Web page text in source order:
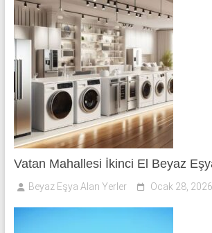
Vatan Mahallesi İkinci El Beyaz
Beyaz Eşya Alan Yerler Ocak 28, 2026